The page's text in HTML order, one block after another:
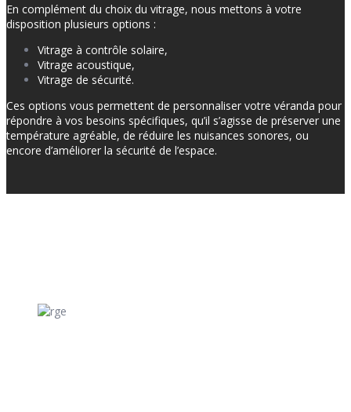
En complément du choix du vitrage, nous mettons à votre
disposition plusieurs options :
Vitrage à contrôle solaire,
Vitrage acoustique,
Vitrage de sécurité.
Ces options vous permettent de personnaliser votre véranda pour
répondre à vos besoins spécifiques, qu’il s’agisse de préserver une
température agréable, de réduire les nuisances sonores, ou
encore d’améliorer la sécurité de l’espace.